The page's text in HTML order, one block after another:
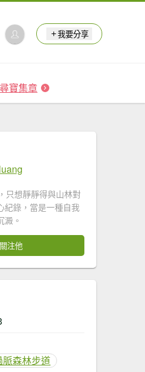
我要分享
寶集章
只想靜靜得與山林對
紀錄，當是一種自我
澱。
關注他
脈森林步道